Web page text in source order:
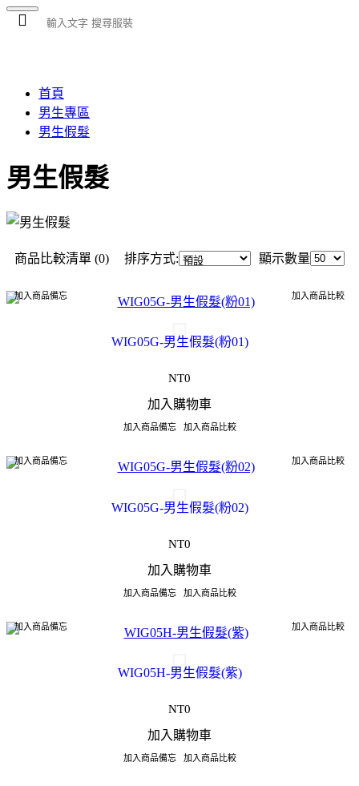
首頁
男生專區
男生假髮
男生假髮
商品比較清單 (0) 顯示數量
排序方式:
加入商品備忘 加入商品比較
WIG05G-男生假髮(粉01)
NT0
加入購物車
加入商品備忘 加入商品比較
加入商品備忘 加入商品比較
WIG05G-男生假髮(粉02)
NT0
加入購物車
加入商品備忘 加入商品比較
加入商品備忘 加入商品比較
WIG05H-男生假髮(紫)
NT0
加入購物車
加入商品備忘 加入商品比較